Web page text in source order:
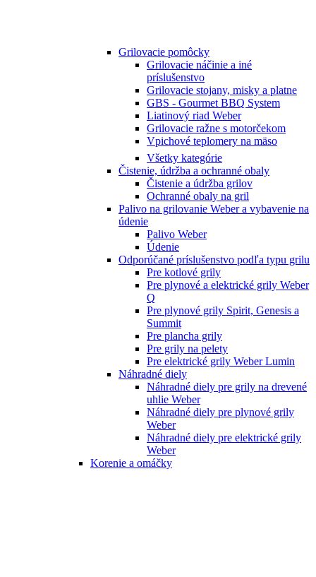
Grilovacie pomôcky
Grilovacie náčinie a iné
príslušenstvo
Grilovacie stojany, misky a platne
GBS - Gourmet BBQ System
Liatinový riad Weber
Grilovacie ražne s motorčekom
Vpichové teplomery na mäso
Všetky kategórie
Čistenie, údržba a ochranné obaly
Čistenie a údržba grilov
Ochranné obaly na gril
Palivo na grilovanie Weber a vybavenie na
údenie
Palivo Weber
Údenie
Odporúčané príslušenstvo podľa typu grilu
Pre kotlové grily
Pre plynové a elektrické grily Weber
Q
Pre plynové grily Spirit, Genesis a
Summit
Pre plancha grily
Pre grily na pelety
Pre elektrické grily Weber Lumin
Náhradné diely
Náhradné diely pre grily na drevené
uhlie Weber
Náhradné diely pre plynové grily
Weber
Náhradné diely pre elektrické grily
Weber
Korenie a omáčky